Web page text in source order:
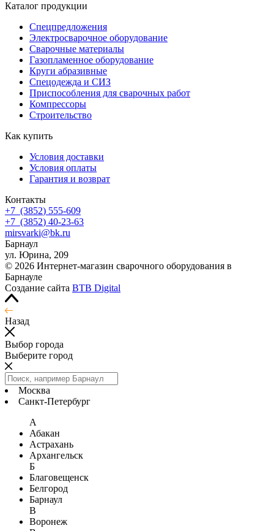
Каталог продукции
Спецпредложения
Электросварочное оборудование
Сварочные материалы
Газопламенное оборудование
Круги абразивные
Спецодежда и СИЗ
Приспособления для сварочных работ
Компрессоры
Строительство
Как купить
Условия доставки
Условия оплаты
Гарантия и возврат
Контакты
+7 (3852) 555-609
+7 (3852) 40-23-63
mirsvarki@bk.ru
Барнаул
ул. Юрина, 209
© 2026 Интернет-магазин сварочного оборудования в
Барнауле
Создание сайта BTB Digital
Назад
Выбор города
Выберите город
Москва
Санкт-Петербург
А
Абакан
Астрахань
Архангельск
Б
Благовещенск
Белгород
Барнаул
В
Воронеж